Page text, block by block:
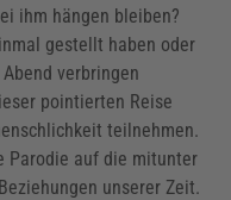
ihm hängen bleiben?
gestellt haben oder
verbringen
pointierten Reise
teilnehmen.
Parodie auf die mitunter
unserer Zeit.